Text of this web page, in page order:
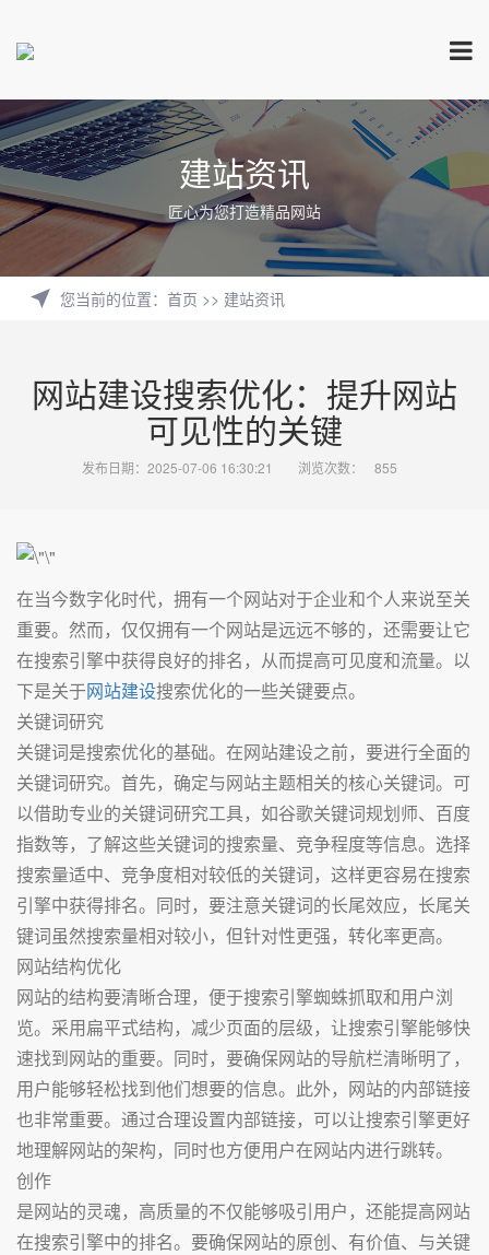
建站资讯
匠心为您打造精品网站
您当前的位置： 首页 >> 建站资讯
网站建设搜索优化：提升网站
可见性的关键
发布日期：2025-07-06 16:30:21 浏览次数： 855
在当今数字化时代，拥有一个网站对于企业和个人来说至关
重要。然而，仅仅拥有一个网站是远远不够的，还需要让它
在搜索引擎中获得良好的排名，从而提高可见度和流量。以
下是关于网站建设搜索优化的一些关键要点。
关键词研究
关键词是搜索优化的基础。在网站建设之前，要进行全面的
关键词研究。首先，确定与网站主题相关的核心关键词。可
以借助专业的关键词研究工具，如谷歌关键词规划师、百度
指数等，了解这些关键词的搜索量、竞争程度等信息。选择
搜索量适中、竞争度相对较低的关键词，这样更容易在搜索
引擎中获得排名。同时，要注意关键词的长尾效应，长尾关
键词虽然搜索量相对较小，但针对性更强，转化率更高。
网站结构优化
网站的结构要清晰合理，便于搜索引擎蜘蛛抓取和用户浏
览。采用扁平式结构，减少页面的层级，让搜索引擎能够快
速找到网站的重要。同时，要确保网站的导航栏清晰明了，
用户能够轻松找到他们想要的信息。此外，网站的内部链接
也非常重要。通过合理设置内部链接，可以让搜索引擎更好
地理解网站的架构，同时也方便用户在网站内进行跳转。
创作
是网站的灵魂，高质量的不仅能够吸引用户，还能提高网站
在搜索引擎中的排名。要确保网站的原创、有价值、与关键